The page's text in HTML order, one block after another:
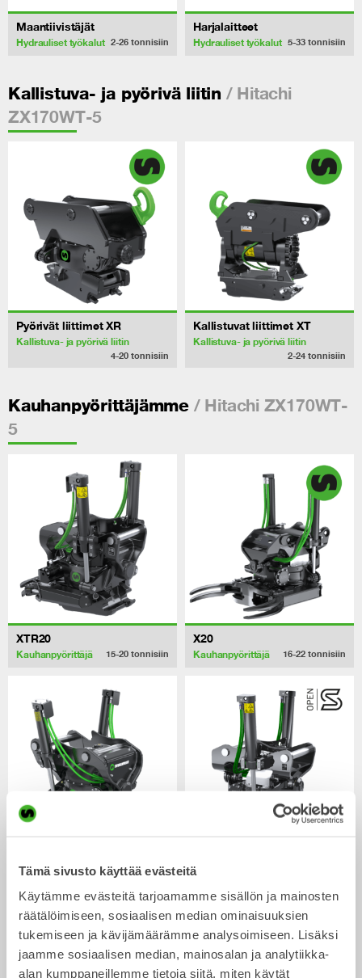
Tämä sivusto käyttää evästeitä
Käytämme evästeitä tarjoamamme sisällön ja mainosten
räätälöimiseen, sosiaalisen median ominaisuuksien
tukemiseen ja kävijämäärämme analysoimiseen. Lisäksi
jaamme sosiaalisen median, mainosalan ja analytiikka-
alan kumppaneillemme tietoja siitä, miten käytät
Maantiivistäjät
Hydrauliset työkalut 2-26 tonnisiin
Harjalaitteet
Hydrauliset työkalut 5-33 tonnisiin
Kallistuva- ja pyörivä liitin / Hitachi
ZX170WT-5
Pyörivät liittimet XR
Kallistuva- ja pyörivä liitin
4-20 tonnisiin
Kallistuvat liittimet XT
Kallistuva- ja pyörivä liitin
2-24 tonnisiin
Kauhanpyörittäjämme/ Hitachi ZX170WT-
5
XTR20
Kauhanpyörittäjä 15-20 tonnisiin
X20
Kauhanpyörittäjä 16-22 tonnisiin
Kauhanpyörittäjä 19-23tonnisiin Kauhanpyörittäjä
Kauhat/ Hitachi ZX170WT-5